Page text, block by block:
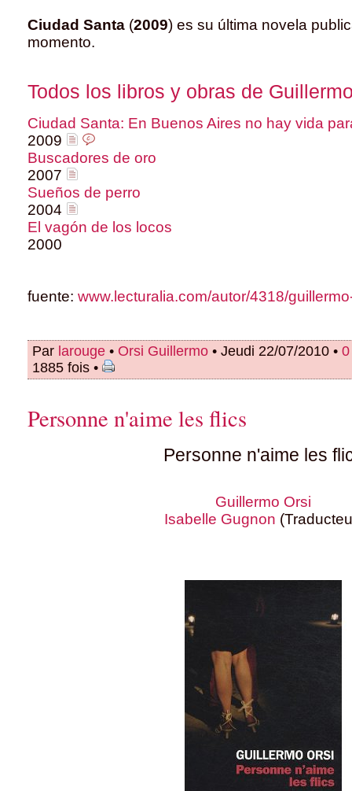
Ciudad Santa (2009) es su última novela
momento.
Todos los libros y obras de
Ciudad Santa: En Buenos Aires no hay vida
2009
Buscadores de oro
2007
Sueños de perro
2004
El vagón de los locos
2000
fuente: www.lecturalia.com/autor/4318/
Par larouge • Orsi Guillermo • Jeudi 22/07/2010 •
1885 fois •
Personne n'aime les flics
Personne n'aime les
Guillermo Orsi
Isabelle Gugnon